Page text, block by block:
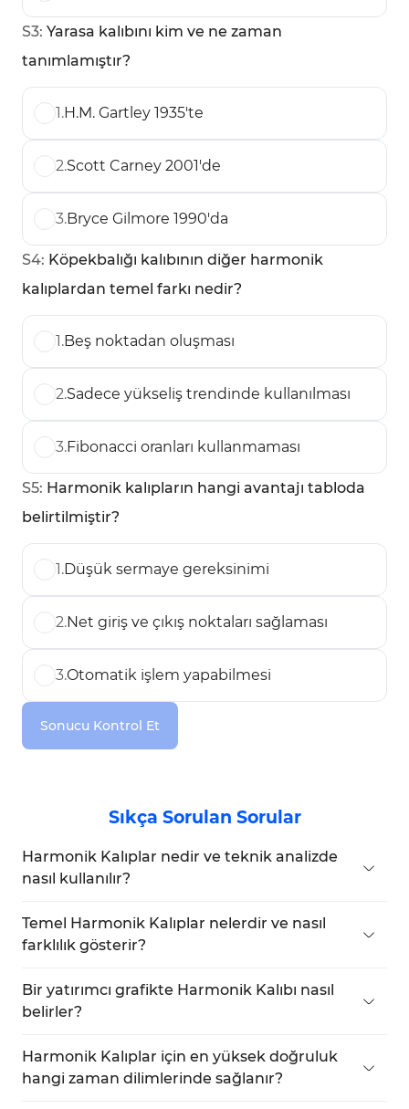
S3: Yarasa kalıbını kim ve ne zaman
tanımlamıştır?
1.H.M. Gartley 1935'te
2.Scott Carney 2001'de
3.Bryce Gilmore 1990'da
S4: Köpekbalığı kalıbının diğer harmonik
kalıplardan temel farkı nedir?
1.Beş noktadan oluşması
2.Sadece yükseliş trendinde kullanılması
3.Fibonacci oranları kullanmaması
S5: Harmonik kalıpların hangi avantajı tabloda
belirtilmiştir?
1.Düşük sermaye gereksinimi
2.Net giriş ve çıkış noktaları sağlaması
3.Otomatik işlem yapabilmesi
Sonucu Kontrol Et
Sıkça Sorulan Sorular
Harmonik Kalıplar nedir ve teknik analizde
nasıl kullanılır?
fiyat dönüş noktalarını belirlemek için Fibonacci
oranlarına dayalı fiyat yapılarıdır.
Temel Harmonik Kalıplar nelerdir ve nasıl
farklılık gösterir?
Yengeç, Derin Yengeç ve Köpekbalığı'dır.
Farklılıkları Fibonacci oranları, fiyat dönüş noktaları
Bir yatırımcı grafikte Harmonik Kalıbı nasıl
belirler?
grafikte A, B, C ve D noktalarını işaretlemeli ve
aralarındaki Fibonacci oranlarını
Harmonik Kalıplar için en yüksek doğruluk
hangi zaman dilimlerinde sağlanır?